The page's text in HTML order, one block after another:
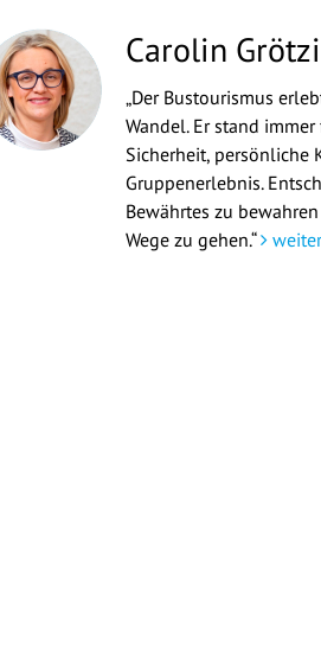
Carolin
„Der Bustourismus
Wandel. Er stand
Sicherheit, persönliche
Gruppenerlebnis.
Bewährtes zu
Wege zu gehen.“